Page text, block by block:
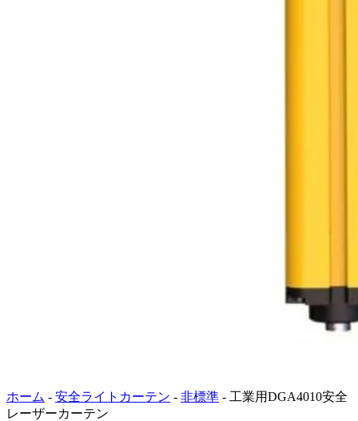
ホーム - 安全ライトカーテン - 非標準 - 工業用DGA4010安全
レーザーカーテン